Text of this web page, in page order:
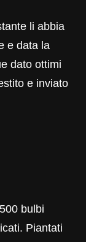
li abbia
e data la
dato ottimi
e inviato
bulbi
Piantati